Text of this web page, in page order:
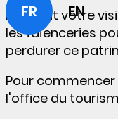
FR EN
Pendant votre
les faïenceries
perdurer ce
Pour
l'office du